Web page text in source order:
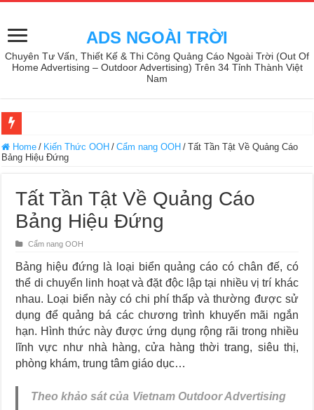
ADS NGOÀI TRỜI
Chuyên Tư Vấn, Thiết Kế & Thi Công Quảng Cáo Ngoài Trời (Out Of
Home Advertising – Outdoor Advertising) Trên 34 Tỉnh Thành Việt
Nam
Home / Kiến Thức OOH / Cẩm nang OOH / Tất Tần Tật Về Quảng Cáo
Bảng Hiệu Đứng
Tất Tần Tật Về Quảng Cáo
Bảng Hiệu Đứng
Cẩm nang OOH
Bảng hiệu đứng là loại biển quảng cáo có chân đế, có
thể di chuyển linh hoạt và đặt độc lập tại nhiều vị trí khác
nhau. Loại biển này có chi phí thấp và thường được sử
dụng để quảng bá các chương trình khuyến mãi ngắn
hạn. Hình thức này được ứng dụng rộng rãi trong nhiều
lĩnh vực như nhà hàng, cửa hàng thời trang, siêu thị,
phòng khám, trung tâm giáo dục…
Theo khảo sát của Vietnam Outdoor Advertising